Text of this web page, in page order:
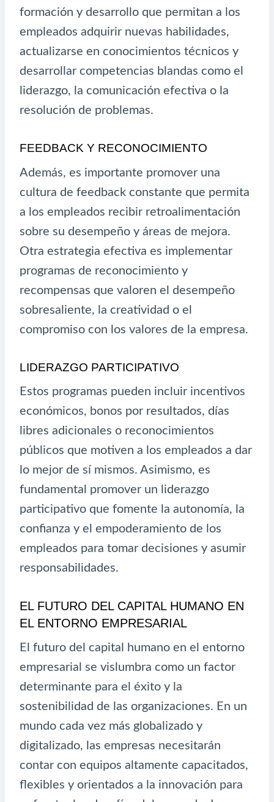
formación y desarrollo que permitan a los
empleados adquirir nuevas habilidades,
actualizarse en conocimientos técnicos y
desarrollar competencias blandas como el
liderazgo, la comunicación efectiva o la
resolución de problemas.
FEEDBACK Y RECONOCIMIENTO
Además, es importante promover una
cultura de feedback constante que permita
a los empleados recibir retroalimentación
sobre su desempeño y áreas de mejora.
Otra estrategia efectiva es implementar
programas de reconocimiento y
recompensas que valoren el desempeño
sobresaliente, la creatividad o el
compromiso con los valores de la empresa.
LIDERAZGO PARTICIPATIVO
Estos programas pueden incluir incentivos
económicos, bonos por resultados, días
libres adicionales o reconocimientos
públicos que motiven a los empleados a dar
lo mejor de sí mismos. Asimismo, es
fundamental promover un liderazgo
participativo que fomente la autonomía, la
confianza y el empoderamiento de los
empleados para tomar decisiones y asumir
responsabilidades.
EL FUTURO DEL CAPITAL HUMANO EN
EL ENTORNO EMPRESARIAL
El futuro del capital humano en el entorno
empresarial se vislumbra como un factor
determinante para el éxito y la
sostenibilidad de las organizaciones. En un
mundo cada vez más globalizado y
digitalizado, las empresas necesitarán
contar con equipos altamente capacitados,
flexibles y orientados a la innovación para